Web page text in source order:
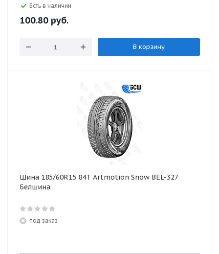
Есть в наличии
100.80 руб.
В корзину
Шина 185/60R15 84T Artmotion Snow BEL-327
Белшина
под заказ